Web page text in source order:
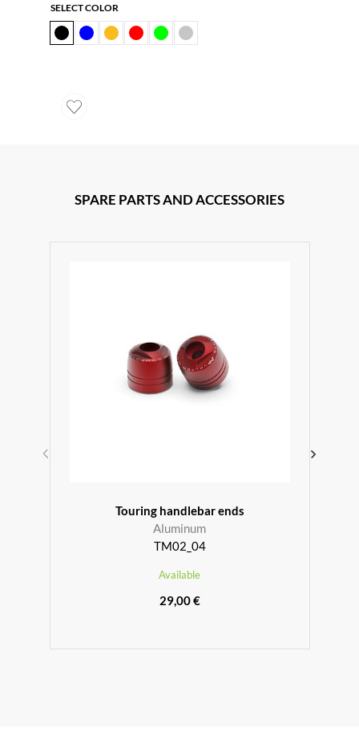
SELECT COLOR
SPARE PARTS AND ACCESSORIES
Touring handlebar ends
Aluminum
TM02_04
Available
29,00 €